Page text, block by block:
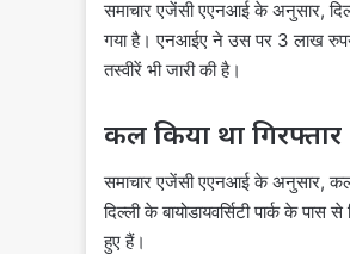
समाचार एजेंसी एएनआई के अनुसार,
गया है। एनआईए ने उस पर 3 लाख रुपये
तस्वीरें भी जारी की है।
कल किया था गिरफ्तार
समाचार एजेंसी एएनआई के अनुसार, कल
दिल्ली के बायोडायवर्सिटी पार्क के
हुए हैं।